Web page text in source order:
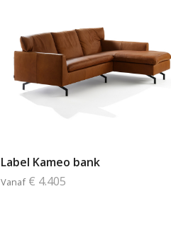
Label Kameo bank
Vanaf € 4.405